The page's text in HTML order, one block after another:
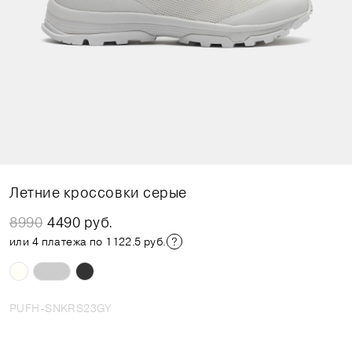
Летние кроссовки серые
8990 4490 руб.
или 4 платежа по 1122.5 руб.
PUFH-SNKRS23GY